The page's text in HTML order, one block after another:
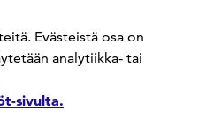
standardeja
Evästeistä osa on
analytiikka- tai
sivulta.